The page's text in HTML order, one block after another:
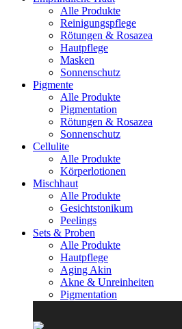
Alle Produkte
Reinigungspflege
Rötungen & Rosazea
Hautpflege
Masken
Sonnenschutz
Pigmente
Alle Produkte
Pigmentation
Rötungen & Rosazea
Sonnenschutz
Cellulite
Alle Produkte
Körperlotionen
Mischhaut
Alle Produkte
Gesichtstonikum
Peelings
Sets & Proben
Alle Produkte
Hautpflege
Aging Akin
Akne & Unreinheiten
Pigmentation